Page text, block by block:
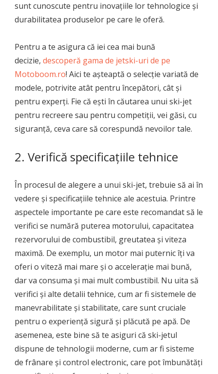
sunt cunoscute pentru inovațiile lor tehnologice și
durabilitatea produselor pe care le oferă.
Pentru a te asigura că iei cea mai bună
decizie, descoperă gama de jetski-uri de pe
Motoboom.ro! Aici te așteaptă o selecție variată de
modele, potrivite atât pentru începători, cât și
pentru experți. Fie că ești în căutarea unui ski-jet
pentru recreere sau pentru competiții, vei găsi, cu
siguranță, ceva care să corespundă nevoilor tale.
2. Verifică specificațiile tehnice
În procesul de alegere a unui ski-jet, trebuie să ai în
vedere și specificațiile tehnice ale acestuia. Printre
aspectele importante pe care este recomandat să le
verifici se numără puterea motorului, capacitatea
rezervorului de combustibil, greutatea și viteza
maximă. De exemplu, un motor mai puternic îți va
oferi o viteză mai mare și o accelerație mai bună,
dar va consuma și mai mult combustibil. Nu uita să
verifici și alte detalii tehnice, cum ar fi sistemele de
manevrabilitate și stabilitate, care sunt cruciale
pentru o experiență sigură și plăcută pe apă. De
asemenea, este bine să te asiguri că ski-jetul
dispune de tehnologii moderne, cum ar fi sisteme
de frânare și control electronic, care pot îmbunătăți